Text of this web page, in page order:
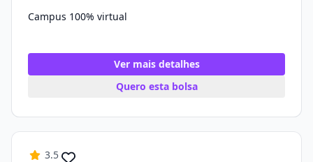
Campus 100% virtual
Ver mais detalhes
Quero esta bolsa
3.5